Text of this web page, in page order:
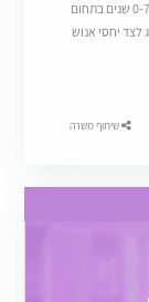
הפרטי והן במגזר הציבורי.מה מחפשים?עו"ד עם ניסיון של 0-7 שנים בתחום
לצד יחסי אנוש
שיתוף משרה